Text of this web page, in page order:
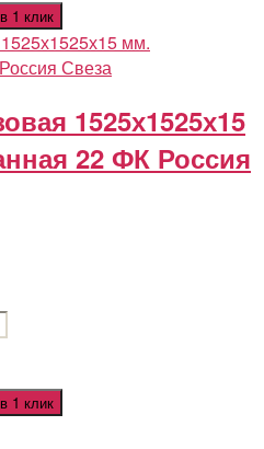
1 клик
1525х1525х15
22 ФК Россия
1 клик